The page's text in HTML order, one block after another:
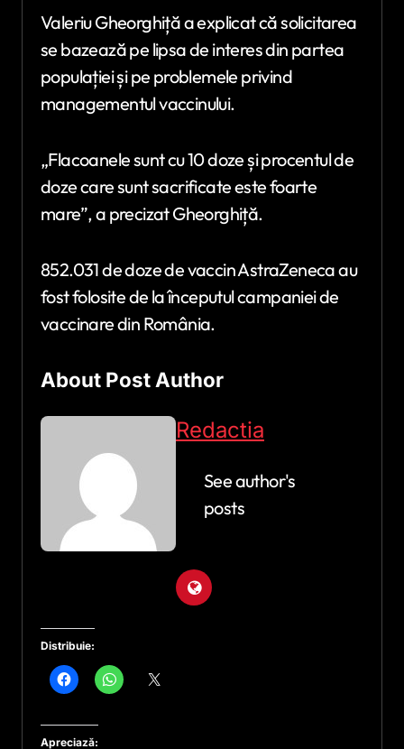
Valeriu Gheorghiță a explicat că solicitarea
se bazează pe lipsa de interes din partea
populației și pe problemele privind
managementul vaccinului.
„Flacoanele sunt cu 10 doze și procentul de
doze care sunt sacrificate este foarte
mare”, a precizat Gheorghiță.
852.031 de doze de vaccin AstraZeneca au
fost folosite de la începutul campaniei de
vaccinare din România.
About Post Author
Redactia
See author's
posts
Distribuie:
Apreciază: